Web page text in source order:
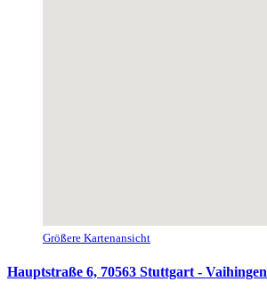
Größere Kartenansicht
Hauptstraße 6, 70563 Stuttgart - Vaihingen